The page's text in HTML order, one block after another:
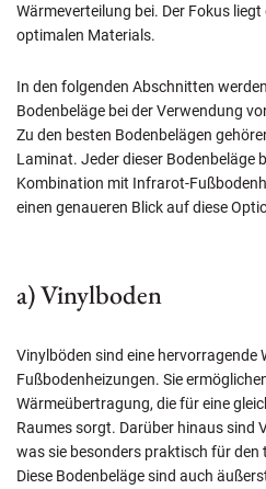
Wärmeverteilung bei. Der Fokus
optimalen Materials.
In den folgenden Abschnitten
Bodenbeläge bei der Verwendung
Zu den besten Bodenbelägen
Laminat. Jeder dieser Bodenbeläge
Kombination mit Infrarot-
einen genaueren Blick auf diese
a) Vinylboden
Vinylböden sind eine hervorragende
Fußbodenheizungen. Sie
Wärmeübertragung, die für eine
Raumes sorgt. Darüber hinaus sind
was sie besonders praktisch für
Diese Bodenbeläge sind auch